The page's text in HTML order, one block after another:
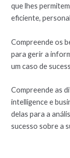
que lhes
eficiente,
Compreende os
para gerir a
um caso de
Compreende as
intelligence e
delas para a
sucesso sobre a